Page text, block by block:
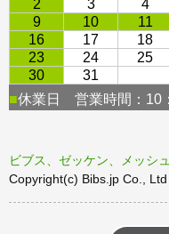
ビブス、ゼッケン、メッシ
Copyright(c) Bibs.jp Co.,